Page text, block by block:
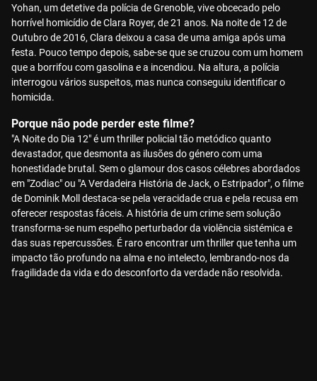
Yohan, um detetive da polícia de Grenoble, vive obcecado pelo
horrível homicídio de Clara Royer, de 21 anos. Na noite de 12 de
Outubro de 2016, Clara deixou a casa de uma amiga após uma
festa. Pouco tempo depois, sabe-se que se cruzou com um homem
que a borrifou com gasolina e a incendiou. Na altura, a polícia
interrogou vários suspeitos, mas nunca conseguiu identificar o
homicida.
Porque não pode perder este filme?
"A Noite do Dia 12" é um thriller policial tão metódico quanto
devastador, que desmonta as ilusões do género com uma
honestidade brutal. Sem o glamour dos casos célebres abordados
em "Zodiac" ou "A Verdadeira História de Jack, o Estripador", o filme
de Dominik Moll destaca-se pela veracidade crua e pela recusa em
oferecer respostas fáceis. A história de um crime sem solução
transforma-se num espelho perturbador da violência sistémica e
das suas repercussões. É raro encontrar um thriller que tenha um
impacto tão profundo na alma e no intelecto, lembrando-nos da
fragilidade da vida e do desconforto da verdade não resolvida.